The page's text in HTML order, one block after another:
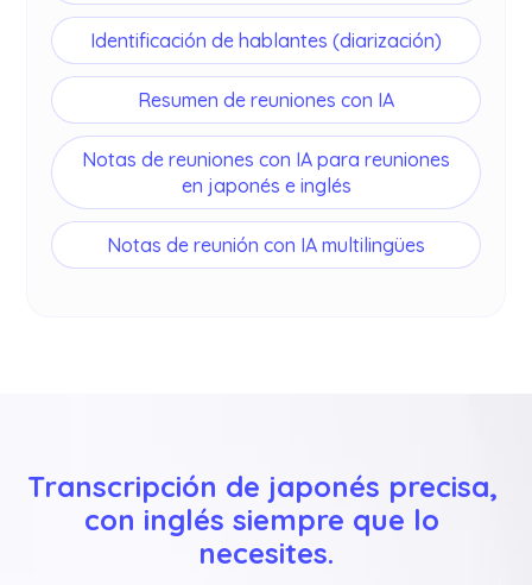
Identificación de hablantes (diarización)
Resumen de reuniones con IA
Notas de reuniones con IA para reuniones
en japonés e inglés
Notas de reunión con IA multilingües
Transcripción de japonés precisa,
con inglés siempre que lo
necesites.